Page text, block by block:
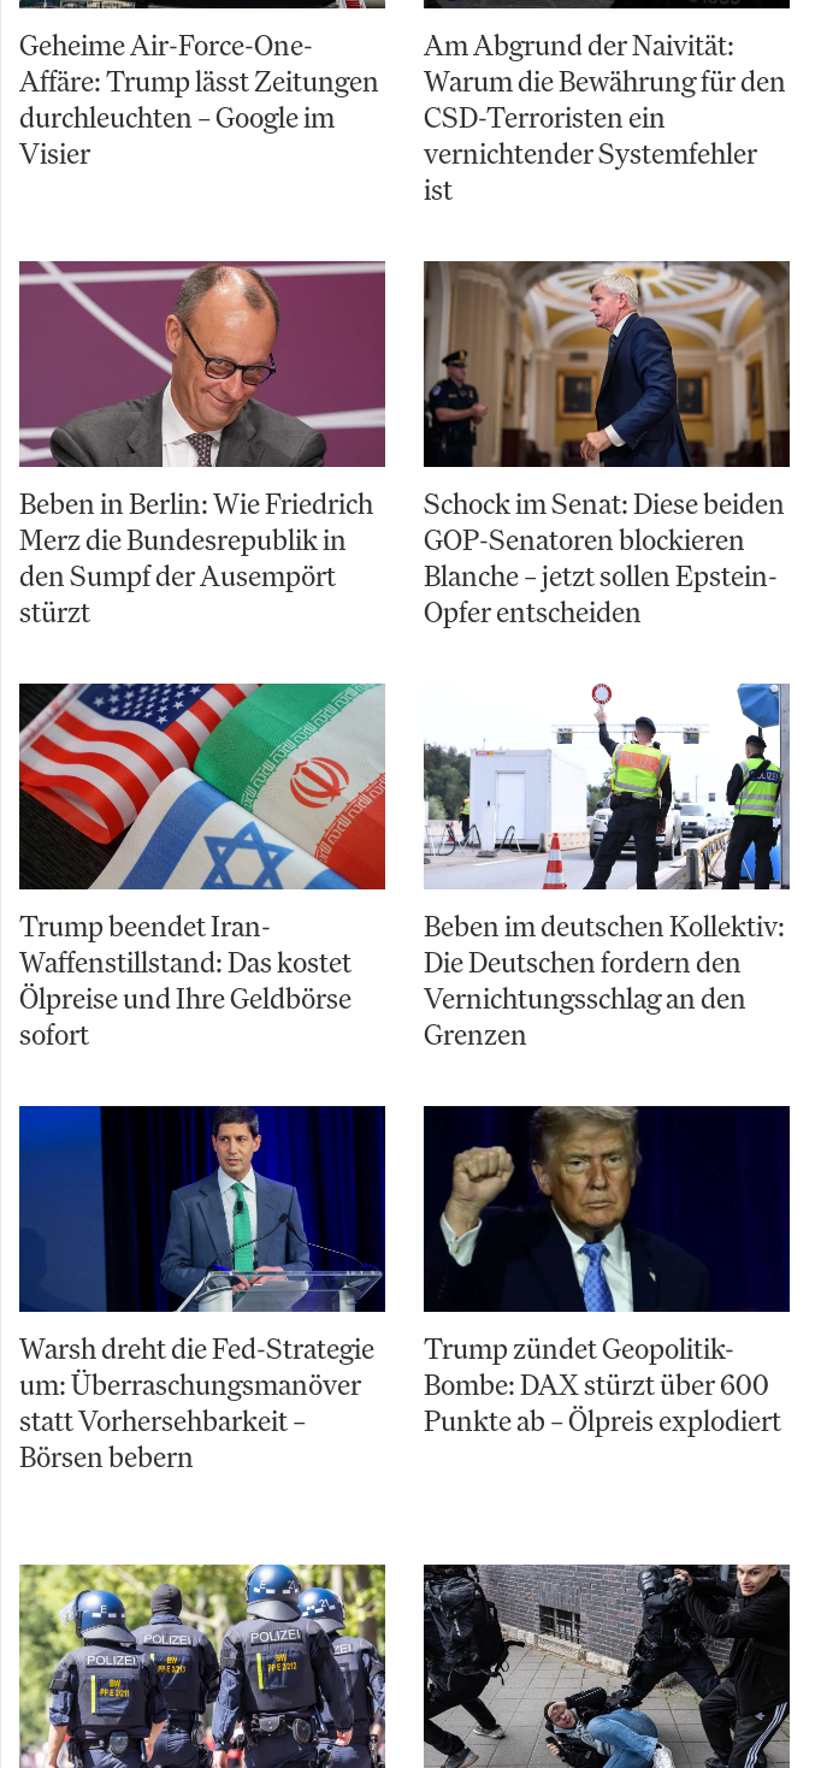
Geheime Air-Force-One-
Affäre: Trump lässt Zeitungen
durchleuchten – Google im
Visier
Am Abgrund der Naivität:
Warum die Bewährung für den
CSD-Terroristen ein
vernichtender Systemfehler
ist
Beben in Berlin: Wie Friedrich
Merz die Bundesrepublik in
den Sumpf der Ausempört
stürzt
Schock im Senat: Diese beiden
GOP-Senatoren blockieren
Blanche – jetzt sollen Epstein-
Opfer entscheiden
Trump beendet Iran-
Waffenstillstand: Das kostet
Ölpreise und Ihre Geldbörse
sofort
Beben im deutschen Kollektiv:
Die Deutschen fordern den
Vernichtungsschlag an den
Grenzen
Warsh dreht die Fed-Strategie
um: Überraschungsmanöver
statt Vorhersehbarkeit –
Börsen bebern
Trump zündet Geopolitik-
Bombe: DAX stürzt über 600
Punkte ab – Ölpreis explodiert